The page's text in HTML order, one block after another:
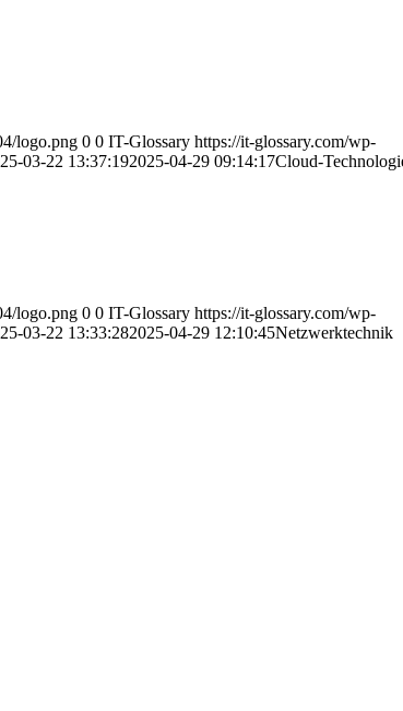
logo.png 0 0 IT-Glossary https://it-glossary.com/wp-
03-22 13:37:192025-04-29 09:14:17Cloud-
logo.png 0 0 IT-Glossary https://it-glossary.com/wp-
03-22 13:33:282025-04-29 12:10:45Netzwerktechnik